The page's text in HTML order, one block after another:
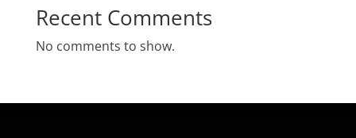
Recent Comments
No comments to show.